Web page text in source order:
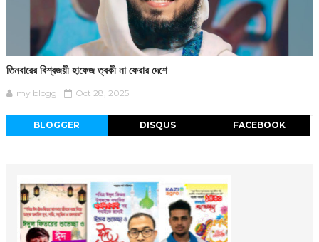
তিনবারের বিশ্বজয়ী হাফেজ ত্বকী না ফেরার দেশে
my blogg Oct 28, 2025
BLOGGER DISQUS FACEBOOK